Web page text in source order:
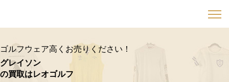
ゴルフウェア高くお売りください！
グレイソン
の買取はレオゴルフ